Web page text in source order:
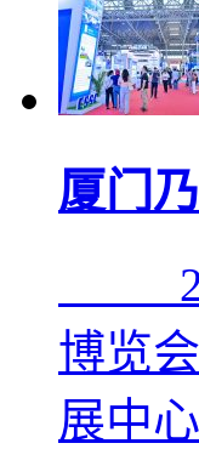
厦门
博览
展中